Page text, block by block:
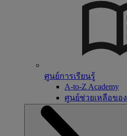
ศูนย์การเรียนรู้
A-to-Z Academy
ศูนย์ช่วยเหลือของ